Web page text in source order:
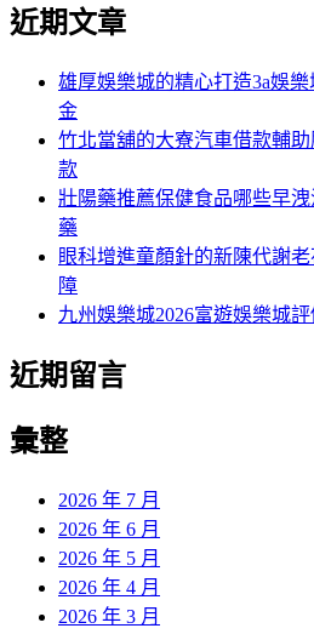
章:
關
近期文章
雄厚娛樂城的精心打造3a娛
金
竹北當舖的大寮汽車借款輔
款
壯陽藥推薦保健食品哪些早
藥
眼科增進童顏針的新陳代謝
障
九州娛樂城2026富遊娛樂城
近期留言
彙整
2026 年 7 月
2026 年 6 月
2026 年 5 月
2026 年 4 月
2026 年 3 月